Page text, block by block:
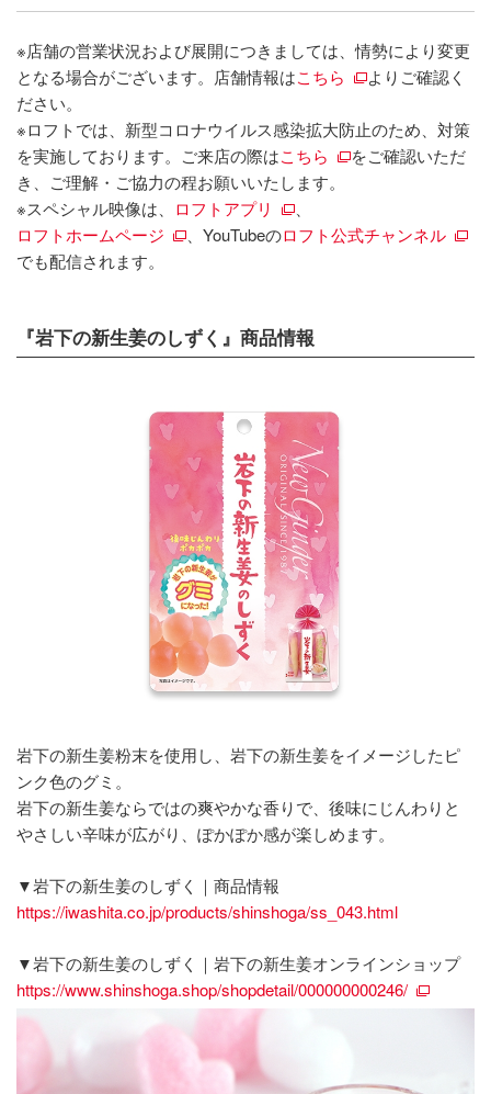
※店舗の営業状況および展開につきましては、情勢により変更
となる場合がございます。店舗情報はこちら
よりご確認く
ださい。
※ロフトでは、新型コロナウイルス感染拡大防止のため、対策
を実施しております。ご来店の際はこちら
をご確認いただ
き、ご理解・ご協力の程お願いいたします。
※スペシャル映像は、 ロフトアプリ
ロフトホームページ
、YouTubeのロフト公式チャンネル
でも配信されます。
『岩下の新生姜のしずく』商品情報
岩下の新生姜粉末を使用し、岩下の新生姜をイメージしたピ
ンク色のグミ。
岩下の新生姜ならではの爽やかな香りで、後味にじんわりと
やさしい辛味が広がり、ぽかぽか感が楽しめます。
▼岩下の新生姜のしずく｜商品情報
https://iwashita.co.jp/products/shinshoga/ss_043.html
▼岩下の新生姜のしずく｜岩下の新生姜オンラインショップ
https://www.shinshoga.shop/shopdetail/000000000246/